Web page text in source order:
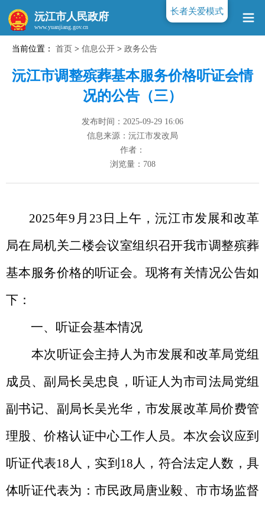
沅江市人民政府
当前位置： 首页 > 信息公开 > 政务公告
沅江市调整殡葬基本服务价格听证会情
况的公告（三）
发布时间：2025-09-29 16:06
信息来源：沅江市发改局
作者：
浏览量： 708
2025年9 月 23 日上午，沅江市发展和改革
局在局机关二楼会议室组织召开我市调整殡葬
基本服务价格的听证会。现将有关情况公告如
下：
一、听证会基本情况
本次听证会主持人为市发展和改革局党组
成员、副局长吴忠良 ，听证人为市司法局党组
副书记、副局长吴光华，市发展改革局价费管
理股、价格认证中心工作人员。本次会议应到
听证代表18 人，实到 18人，符合法定人数，具
体听证代表为 ： 市民政局唐业毅、市市场监督
长者关爱模式